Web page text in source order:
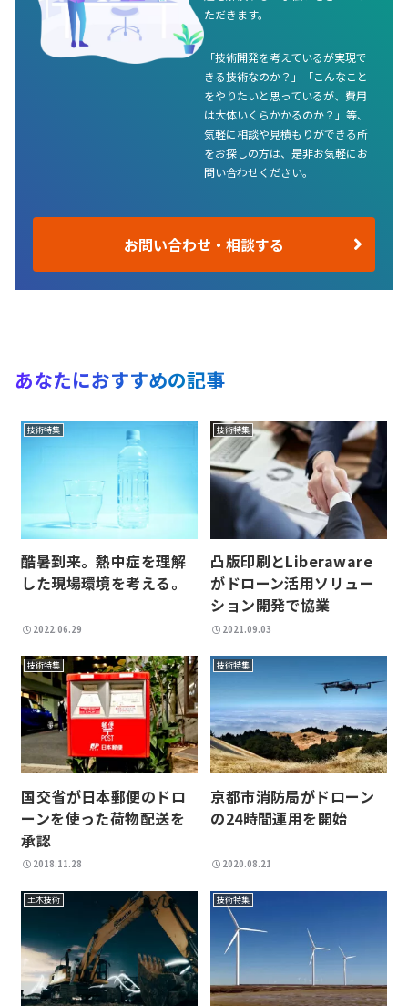
ただきます。
「技術開発を考えているが実現で
きる技術なのか？」「こんなこと
をやりたいと思っているが、費用
は大体いくらかかるのか？」等、
気軽に相談や見積もりができる所
をお探しの方は、是非お気軽にお
問い合わせください。
お問い合わせ・相談する
あなたにおすすめの記事
技術特集
酷暑到来。熱中症を理解
した現場環境を考える。
2022.06.29
技術特集
凸版印刷とLiberaware
がドローン活用ソリュー
ション開発で協業
2021.09.03
技術特集
国交省が日本郵便のドロ
ーンを使った荷物配送を
承認
2018.11.28
技術特集
京都市消防局がドローン
の24時間運用を開始
2020.08.21
土木技術 技術特集